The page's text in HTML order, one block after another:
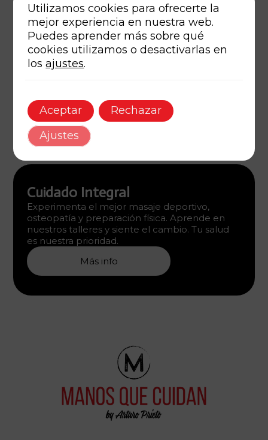
Autor Tags octubre 17, 2025
La Llama Interior: Un espacio para volver a ti.
Cuidado Integral
Experimenta el mejor masaje deportivo,
osteopatía y preparación física. Aprende en
nuestros talleres y siente el cambio. Tu salud
es nuestra prioridad.
Más info
Utilizamos cookies para ofrecerte la
mejor experiencia en nuestra web.
Puedes aprender más sobre qué
cookies utilizamos o desactivarlas en
losajustes.
Aceptar
Rechazar
Ajustes